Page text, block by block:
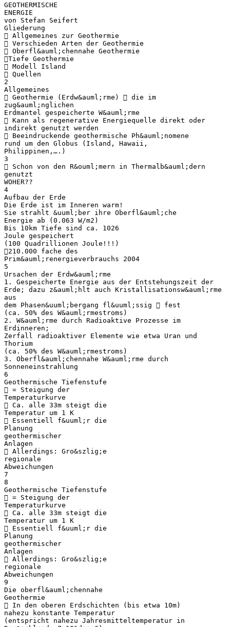
GEOTHERMISCHE
ENERGIE
von Stefan Seifert
Gliederung
 Allgemeines zur Geothermie
 Verschieden Arten der Geothermie
 Oberfl&auml;chennahe Geothermie
Tiefe Geothermie
 Modell Island
 Quellen
2
Allgemeines
 Geothermie (Erdw&auml;rme)  die im
zug&auml;nglichen
Erdmantel gespeicherte W&auml;rme
 Kann als regenerative Energiequelle direkt oder
indirekt genutzt werden
 Beeindruckende geothermische Ph&auml;nomene
rund um den Globus (Island, Hawaii,
Philippinen,….)
3
 Schon von den R&ouml;mern in Thermalb&auml;dern
genutzt
WOHER??
4
Aufbau der Erde
Die Erde ist im Inneren warm!
Sie strahlt &uuml;ber ihre Oberfl&auml;che
Energie ab (0.063 W/m2)
Bis 10km Tiefe sind ca. 1026
Joule gespeichert
(100 Quadrillionen Joule!!!)
210.000 fache des
Prim&auml;renergieverbrauchs 2004
5
Ursachen der Erdw&auml;rme
1. Gespeicherte Energie aus der Entstehungszeit der
Erde; dazu z&auml;hlt auch Kristallisationsw&auml;rme
aus
dem Phasen&uuml;bergang fl&uuml;ssig  fest
(ca. 50% des W&auml;rmestroms)
2. W&auml;rme durch Radioaktive Prozesse im
Erdinneren;
Zerfall radioaktiver Elemente wie etwa Uran und
Thorium
(ca. 50% des W&auml;rmestroms)
3. Oberfl&auml;chennahe W&auml;rme durch
Sonneneinstrahlung
6
Geothermische Tiefenstufe
 = Steigung der
Temperaturkurve
 Ca. alle 33m steigt die
Temperatur um 1 K
 Essentiell f&uuml;r die
Planung
geothermischer
Anlagen
 Allerdings: Gro&szlig;e
regionale
Abweichungen
7
8
Geothermische Tiefenstufe
 = Steigung der
Temperaturkurve
 Ca. alle 33m steigt die
Temperatur um 1 K
 Essentiell f&uuml;r die
Planung
geothermischer
Anlagen
 Allerdings: Gro&szlig;e
regionale
Abweichungen
9
Die oberfl&auml;chennahe
Geothermie
 In den oberen Erdschichten (bis etwa 10m)
nahezu konstante Temperatur
(entspricht nahezu Jahresmitteltemperatur in